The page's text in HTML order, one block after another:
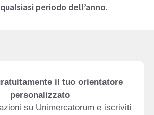
qualsiasi periodo dell’anno.
il tuo orientatore
personalizzato
su Unimercatorum e iscriviti